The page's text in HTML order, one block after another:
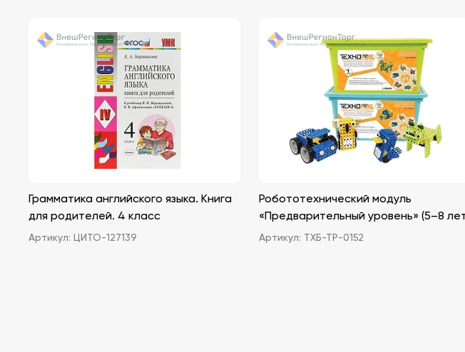
Грамматика английского языка. Книга
для родителей. 4 класс
Артикул: ЦИТО-127139
Робототехнический модуль
«Предварительный уровень» (5–8
Артикул: ТХБ-ТР-0152